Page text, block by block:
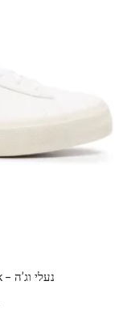
נעלי וג’ה – VEJA SHOES Off White Black